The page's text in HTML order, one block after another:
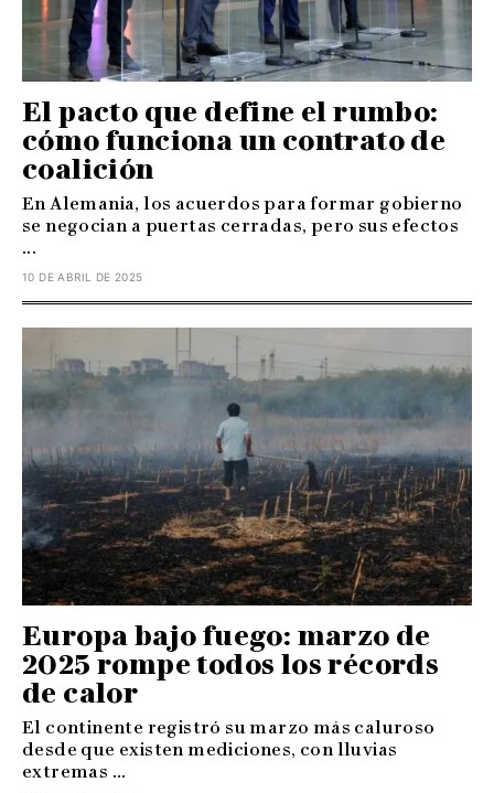
El pacto que define el rumbo:
cómo funciona un contrato de
coalición
En Alemania, los acuerdos para formar gobierno
se negocian a puertas cerradas, pero sus efectos
...
10 DE ABRIL DE 2025
Europa bajo fuego: marzo de
2025 rompe todos los récords
de calor
El continente registró su marzo más caluroso
desde que existen mediciones, con lluvias
extremas ...